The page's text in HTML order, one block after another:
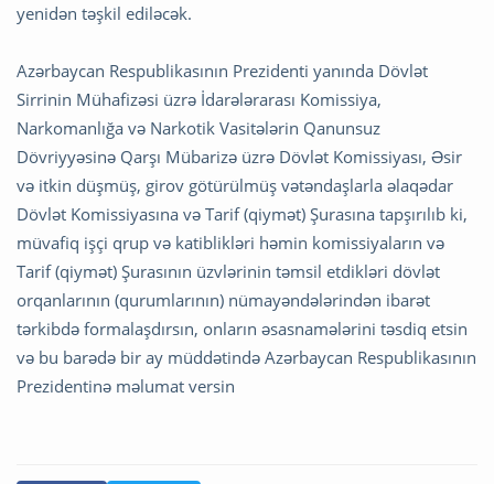
yenidən təşkil ediləcək.
Azərbaycan Respublikasının Prezidenti yanında Dövlət
Sirrinin Mühafizəsi üzrə İdarələrarası Komissiya,
Narkomanlığa və Narkotik Vasitələrin Qanunsuz
Dövriyyəsinə Qarşı Mübarizə üzrə Dövlət Komissiyası, Əsir
və itkin düşmüş, girov götürülmüş vətəndaşlarla əlaqədar
Dövlət Komissiyasına və Tarif (qiymət) Şurasına tapşırılıb ki,
müvafiq işçi qrup və katiblikləri həmin komissiyaların və
Tarif (qiymət) Şurasının üzvlərinin təmsil etdikləri dövlət
orqanlarının (qurumlarının) nümayəndələrindən ibarət
tərkibdə formalaşdırsın, onların əsasnamələrini təsdiq etsin
və bu barədə bir ay müddətində Azərbaycan Respublikasının
Prezidentinə məlumat versin